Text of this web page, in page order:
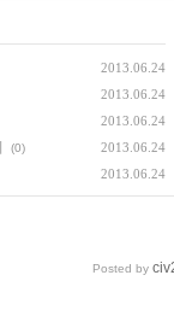
2013.06.24
2013.06.24
2013.06.24
(0) 2013.06.24
2013.06.24
Posted by